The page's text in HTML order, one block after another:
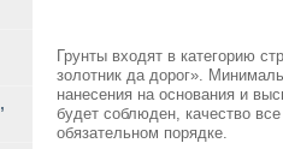
Грунты входят в категорию
золотник да дорог».
нанесения на основания и
будет соблюден, качество
обязательном порядке.